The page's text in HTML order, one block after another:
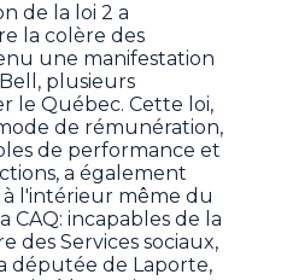
de la loi 2 a
la colère des
une manifestation
plusieurs
le Québec. Cette loi,
de rémunération,
de performance et
a également
l'intérieur même du
incapables de la
des Services sociaux,
députée de Laporte,